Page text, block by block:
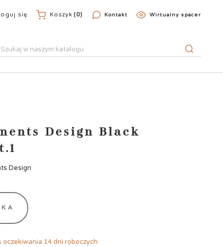
się Koszyk (0) Kontakt Wirtualny spacer
Design Black
Design
oczekiwania 14 dni roboczych